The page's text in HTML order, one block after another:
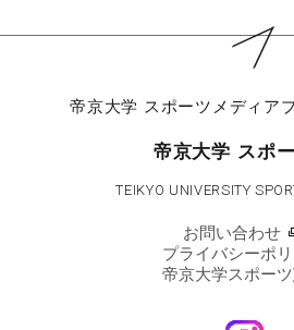
帝京大学 スポーツメディア
帝京大学 スポ
TEIKYO UNIVERSITY
お問い合わせ
プライバシーポ
帝京大学スポー